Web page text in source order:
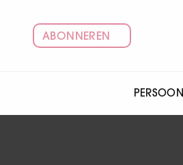
ABONNEREN